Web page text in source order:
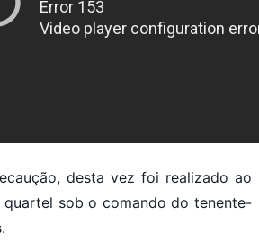
desta vez foi realizado ao
sob o comando do tenente-